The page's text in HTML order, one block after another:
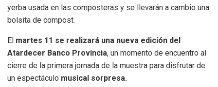
yerba usada en las composteras y se llevarán a cambio una
bolsita de compost.
El martes 11 se realizará una nueva edición del
Atardecer Banco Provincia, un momento de encuentro al
cierre de la primera jornada de la muestra para disfrutar de
un espectáculo musical sorpresa.